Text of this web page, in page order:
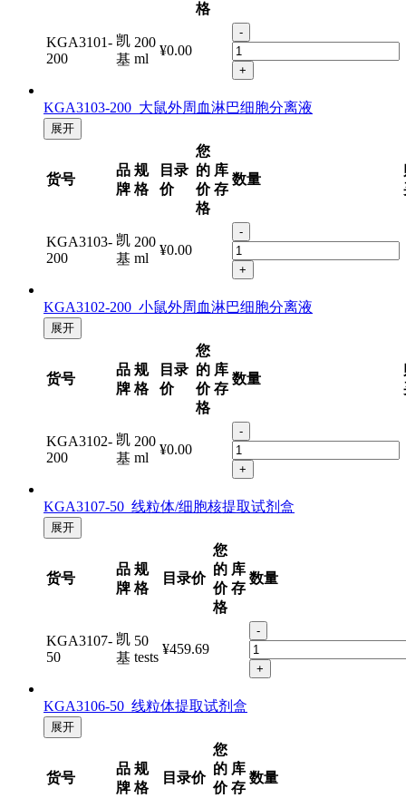
格
KGA3101-
200
凯
基
200
ml
¥0.00
-
+
KGA3103-200 大鼠外周血淋巴细胞分离液
展开
货号
品
牌
规
格
目录
价
您
的
价
格
库
存
数量
KGA3103-
200
凯
基
200
ml
¥0.00
-
+
KGA3102-200 小鼠外周血淋巴细胞分离液
展开
货号
品
牌
规
格
目录
价
您
的
价
格
库
存
数量
KGA3102-
200
凯
基
200
ml
¥0.00
-
+
KGA3107-50 线粒体/细胞核提取试剂盒
展开
货号
品
牌
规
格
目录价
您
的
价
格
库
存
数量
KGA3107-
50
凯
基
50
tests
¥459.69
-
+
KGA3106-50 线粒体提取试剂盒
展开
货号
品
牌
规
格
目录价
您
的
价
库
存
数量